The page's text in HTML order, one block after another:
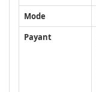
Mode
Payant